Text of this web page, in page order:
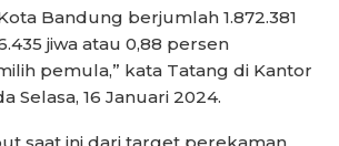
Bandung berjumlah 1.872.381
jiwa atau 0,88 persen
pemula,” kata Tatang di Kantor
Selasa, 16 Januari 2024.